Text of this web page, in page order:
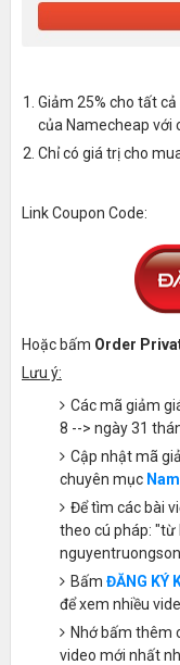
Giảm 25% cho tất
của Namecheap với
Chỉ có giá trị cho
Link Coupon Code:
Hoặc bấm Order
Lưu ý:
Các mã giảm
8 --> ngày 31
Cập nhật mã
chuyên mục
Để tìm các bài
theo cú pháp: "từ
Bấm ĐĂNG KÝ
để xem nhiều
Nhớ bấm thêm
video mới nhất